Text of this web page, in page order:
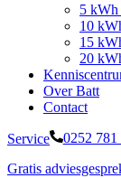
5 kWh
10
15
20
Over Batt
Contact
Service 0252 781
Gratis